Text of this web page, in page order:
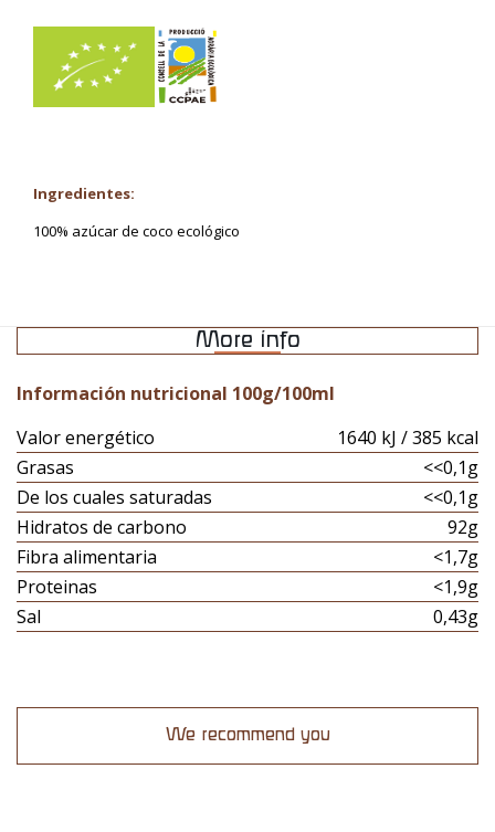
Ingredientes:
100% azúcar de coco ecológico
More info
Información nutricional 100g/100ml
Valor energético
1640 kJ / 385 kcal
Grasas
<<0,1g
De los cuales saturadas
<<0,1g
Hidratos de carbono
92g
Fibra alimentaria
<1,7g
Proteinas
<1,9g
Sal
0,43g
We recommend you